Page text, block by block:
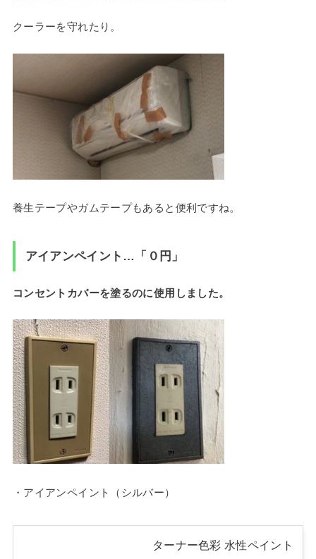
クーラーを守れたり。
養生テープやガムテープもあると便利ですね。
アイアンペイント…「０円」
コンセントカバーを塗るのに使用しました。
・アイアンペイント（シルバー）
ターナー色彩 水性ペイント